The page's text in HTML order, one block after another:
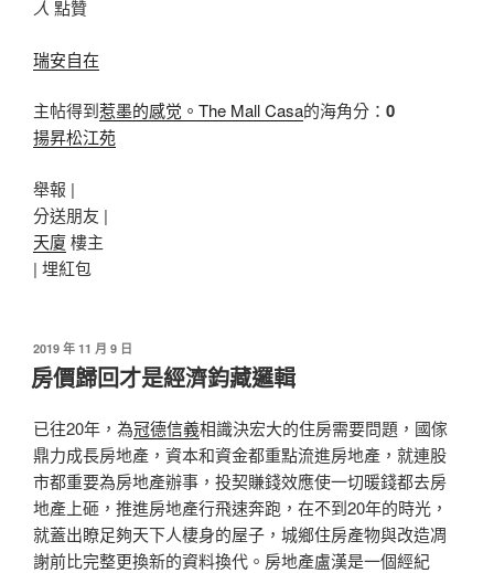
人 點贊
瑞安自在
主帖得到惹墨的感觉。The Mall Casa的海角分： 0
揚昇松江苑
舉報 |
分送朋友 |
天廈樓主
| 埋紅包
發
佈
於
2019 年 11 月 9 日
房價歸回才是經濟鈞藏邏輯
已往20年，為冠德信義相識決宏大的住房需要問題，國傢
鼎力成長房地產，資本和資金都重點流進房地產，就連股
市都重要為房地產辦事，投契賺錢效應使一切暖錢都去房
地產上砸，推進房地產行飛速奔跑，在不到20年的時光，
就蓋出瞭足夠天下人棲身的屋子，城鄉住房產物與改造凋
謝前比完整更換新的資料換代。房地產盧漢是一個經紀